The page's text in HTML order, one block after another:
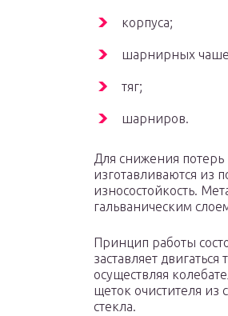
корпуса;
шарнирных
тяг;
шарниров.
Для снижения потерь
изготавливаются из
износостойкость.
гальваническим
Принцип работы
заставляет
осуществляя
щеток очистителя из
стекла.